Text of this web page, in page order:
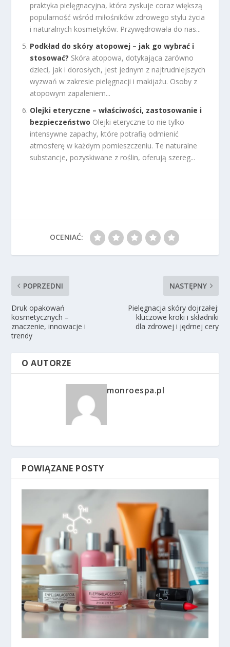
praktyka pielęgnacyjna, która zyskuje coraz większą
popularność wśród miłośników zdrowego stylu życia
i naturalnych kosmetyków. Przywędrowała do nas...
Podkład do skóry atopowej – jak go wybrać i
stosować? Skóra atopowa, dotykająca zarówno
dzieci, jak i dorosłych, jest jednym z najtrudniejszych
wyzwań w zakresie pielęgnacji i makijażu. Osoby z
atopowym zapaleniem...
Olejki eteryczne – właściwości, zastosowanie i
bezpieczeństwo Olejki eteryczne to nie tylko
intensywne zapachy, które potrafią odmienić
atmosferę w każdym pomieszczeniu. Te naturalne
substancje, pozyskiwane z roślin, oferują szereg...
OCENIAĆ:
POPRZEDNI
Druk opakowań
kosmetycznych –
znaczenie, innowacje i
trendy
NASTĘPNY
Pielęgnacja skóry dojrzałej:
kluczowe kroki i składniki
dla zdrowej i jędrnej cery
O AUTORZE
monroespa.pl
POWIĄZANE POSTY